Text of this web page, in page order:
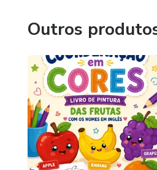
Outros